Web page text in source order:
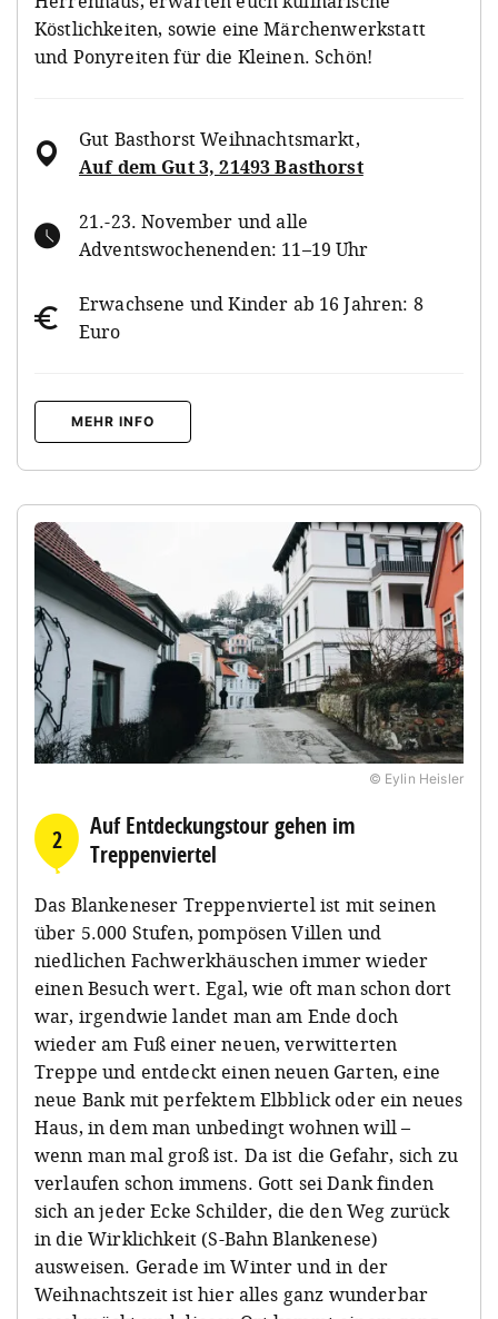
Köstlichkeiten, sowie eine Märchenwerkstatt
und Ponyreiten für die Kleinen. Schön!
Gut Basthorst Weihnachtsmarkt,
Auf dem Gut 3, 21493 Basthorst
21.-23. November und alle
Adventswochenenden: 11–19 Uhr
Erwachsene und Kinder ab 16 Jahren: 8
Euro
MEHR INFO
© Eylin Heisler
2
Auf Entdeckungstour gehen im
Treppenviertel
Das Blankeneser Treppenviertel ist mit seinen
über 5.000 Stufen, pompösen Villen und
niedlichen Fachwerkhäuschen immer wieder
einen Besuch wert. Egal, wie oft man schon dort
war, irgendwie landet man am Ende doch
wieder am Fuß einer neuen, verwitterten
Treppe und entdeckt einen neuen Garten, eine
neue Bank mit perfektem Elbblick oder ein neues
Haus, in dem man unbedingt wohnen will –
wenn man mal groß ist. Da ist die Gefahr, sich zu
verlaufen schon immens. Gott sei Dank finden
sich an jeder Ecke Schilder, die den Weg zurück
in die Wirklichkeit (S-Bahn Blankenese)
ausweisen. Gerade im Winter und in der
Weihnachtszeit ist hier alles ganz wunderbar